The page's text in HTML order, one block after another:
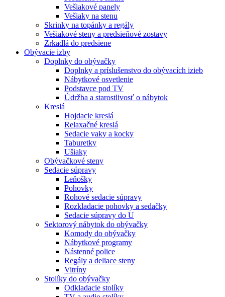
Vešiakové panely
Vešiaky na stenu
Skrinky na topánky a regály
Vešiakové steny a predsieňové zostavy
Zrkadlá do predsiene
Obývacie izby
Doplnky do obývačky
Doplnky a príslušenstvo do obývacích izieb
Nábytkové osvetlenie
Podstavce pod TV
Údržba a starostlivosť o nábytok
Kreslá
Hojdacie kreslá
Relaxačné kreslá
Sedacie vaky a kocky
Taburetky
Ušiaky
Obývačkové steny
Sedacie súpravy
Leňošky
Pohovky
Rohové sedacie súpravy
Rozkladacie pohovky a sedačky
Sedacie súpravy do U
Sektorový nábytok do obývačky
Komody do obývačky
Nábytkové programy
Nástenné police
Regály a deliace steny
Vitríny
Stolíky do obývačky
Odkladacie stolíky